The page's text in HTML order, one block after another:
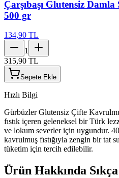
Çarşıbaşı Glutensiz
500 gr
134,90 TL
1
315,90 TL
Sepete Ekle
Hızlı Bilgi
Gürbüzler Glutensiz Çifte
fıstık içeren geleneksel bir Türk
ve lokum severler için uygundur.
kavrulmuş fıstığıyla zengin bir tat
tüketim için tercih edilebilir.
Ürün Hakkında